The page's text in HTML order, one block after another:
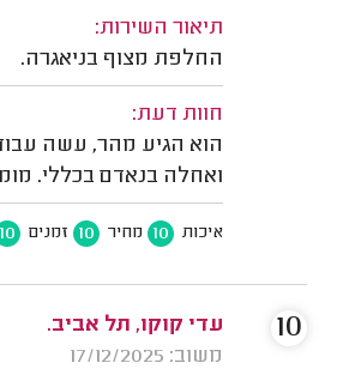
תיאור השירות:
החלפת מצוף בניאגרה.
חוות דעת:
הוא הגיע מהר, עשה
ואחלה בנאדם בכללי.
איכות 10 מחיר 10 זמנים 10
עדי קוקו, תל אביב.
משוב: 17/12/2025
10